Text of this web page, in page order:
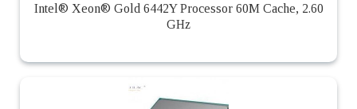
Intel® Xeon® Gold 6442Y Processor 60M Cache, 2.60
GHz